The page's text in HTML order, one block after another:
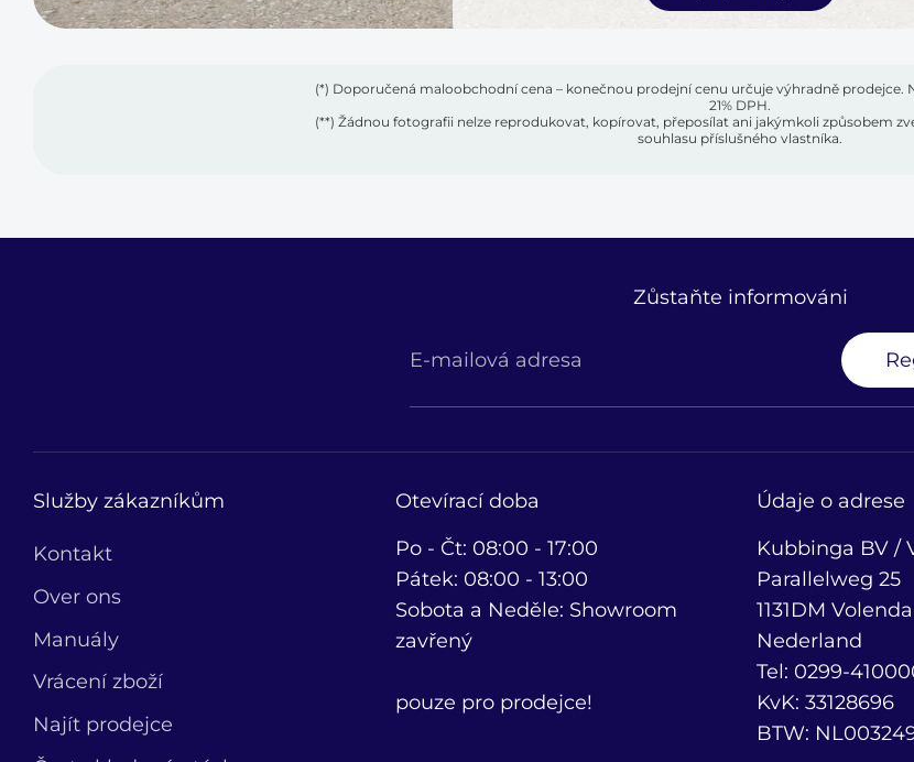
(*) Doporučená maloobchodní cena – konečnou prodejní cenu určuje výhradně prodejce.
21% DPH.
(**) Žádnou fotografii nelze reprodukovat, kopírovat, přeposílat ani jakýmkoli způsobem
souhlasu příslušného vlastníka.
Zůstaňte informováni
E-mailová adresa
Služby zákazníkům
Kontakt
Over ons
Manuály
Vrácení zboží
Najít prodejce
Otevírací doba
Po - Čt: 08:00 - 17:00
Pátek: 08:00 - 13:00
Sobota a Neděle: Showroom
zavřený
pouze pro prodejce!
Údaje o adrese
Kubbinga BV /
Parallelweg 25
1131DM
Nederland
Tel: 0299-
KvK: 33128696
BTW: